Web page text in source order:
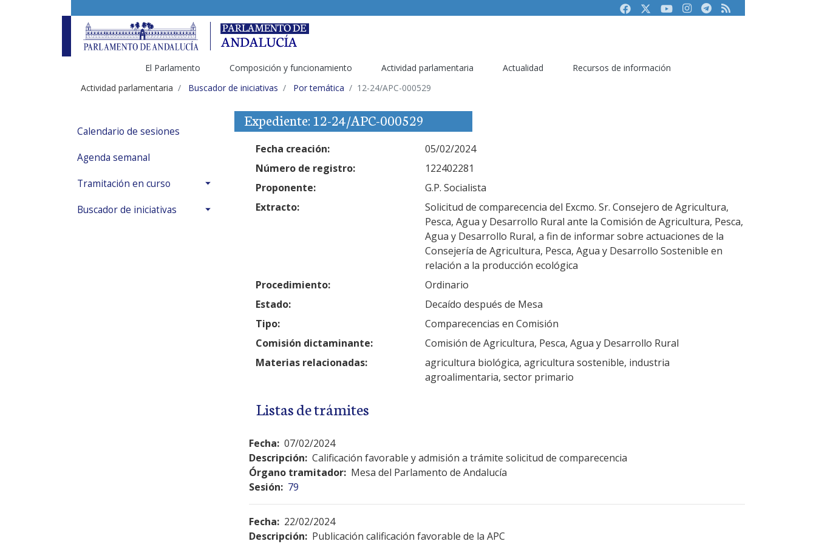
FacebookTwitterYoutubeInstagram
Telegram
RSS
El Parlamento Composición y funcionamiento Actividad parlamentaria Actualidad
Recursos de información
Actividad parlamentaria
Buscador de iniciativas Por temática 12-24/APC-000529
Calendario de sesiones
Agenda semanal
Tramitación en curso
Buscador de iniciativas
Expediente: 12-24/APC-000529
Fecha creación:
05/02/2024
Número de registro:
122402281
Proponente:
G.P. Socialista
Extracto:
Solicitud de comparecencia del Excmo. Sr. Consejero de Agricultura,
Pesca, Agua y Desarrollo Rural ante la Comisión de Agricultura, Pesca,
Agua y Desarrollo Rural, a fin de informar sobre actuaciones de la
Consejería de Agricultura, Pesca, Agua y Desarrollo Sostenible en
relación a la producción ecológica
Procedimiento:
Ordinario
Estado:
Decaído después de Mesa
Tipo:
Comparecencias en Comisión
Comisión dictaminante:
Comisión de Agricultura, Pesca, Agua y Desarrollo Rural
Materias relacionadas:
agricultura biológica, agricultura sostenible, industria
agroalimentaria, sector primario
Listas de trámites
Fecha: 07/02/2024
Descripción: Calificación favorable y admisión a trámite solicitud de comparecencia
Órgano tramitador: Mesa del Parlamento de Andalucía
Sesión: 79
Fecha: 22/02/2024
Descripción: Publicación calificación favorable de la APC